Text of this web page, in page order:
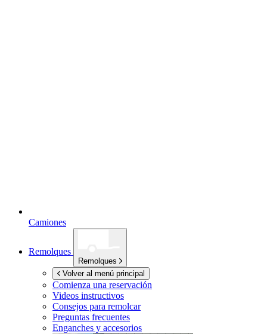
Camiones
Remolques
Remolques
Volver al menú principal
Comienza una reservación
Videos instructivos
Consejos para remolcar
Preguntas frecuentes
Enganches y accesorios